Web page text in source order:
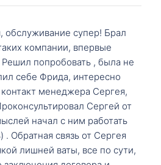
обслуживание супер! Брал
компании, впервые
Решил попробовать , была не
себе Фрида, интересно
менеджера Сергея,
Сергей от
начал с ним работать
. Обратная связь от Сергея
лишней ваты, все по сути,